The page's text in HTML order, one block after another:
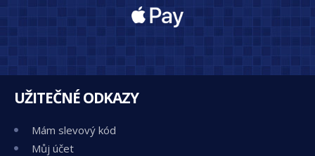
UŽITEČNÉ ODKAZY
Mám slevový kód
Můj účet